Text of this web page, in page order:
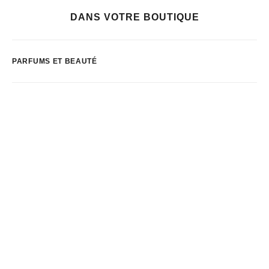
DANS VOTRE BOUTIQUE
PARFUMS ET BEAUTÉ